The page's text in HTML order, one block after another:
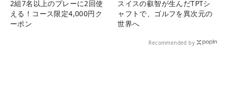
2組7名以上のプレーに2回使
える！コース限定4,000円ク
ーポン
スイスの叡智が生んだTPTシ
ャフトで、ゴルフを異次元の
世界へ
Recommended by